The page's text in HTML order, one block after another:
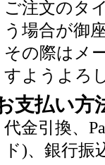
ご注文のタ
う場合が御
その際はメ
すようよろ
支払い方
代金引換、
ド)、銀行振